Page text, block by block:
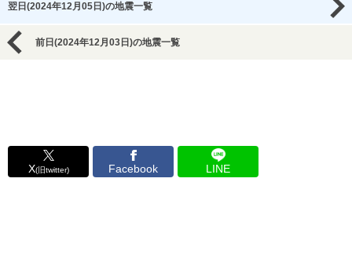
翌日(2024年12月05日)の地震一覧
前日(2024年12月03日)の地震一覧
X(旧twitter) Facebook LINE